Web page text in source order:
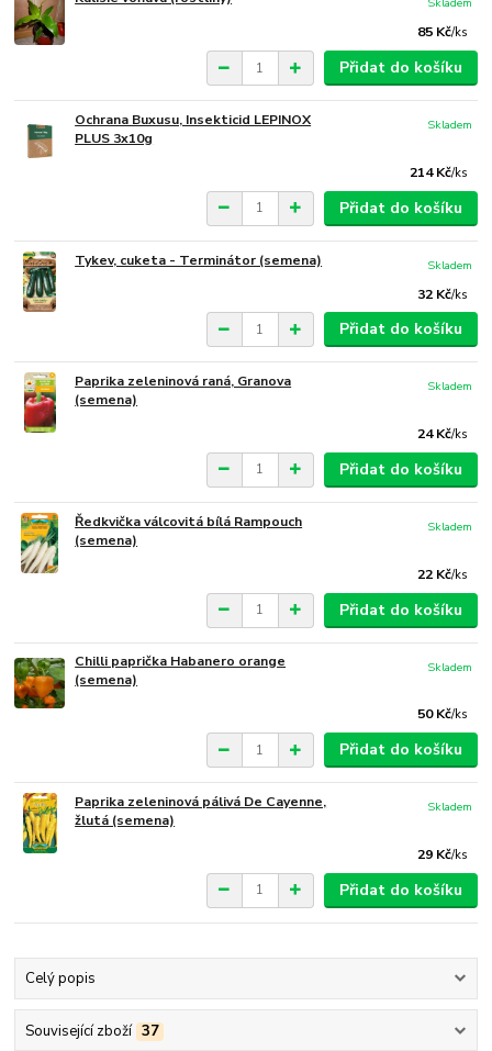
85 Kč/ks
Přidat do košíku
Ochrana Buxusu, Insekticid LEPINOX
PLUS 3x10g
214 Kč/ks
Skladem
Přidat do košíku
Tykev, cuketa - Terminátor (semena)
32 Kč/ks
Skladem
Přidat do košíku
Paprika zeleninová raná, Granova
(semena)
24 Kč/ks
Skladem
Přidat do košíku
Ředkvička válcovitá bílá Rampouch
(semena)
22 Kč/ks
Skladem
Přidat do košíku
Chilli paprička Habanero orange
(semena)
50 Kč/ks
Skladem
Přidat do košíku
Paprika zeleninová pálivá De Cayenne,
žlutá (semena)
29 Kč/ks
Skladem
Přidat do košíku
Celý popis
Související zboží 37